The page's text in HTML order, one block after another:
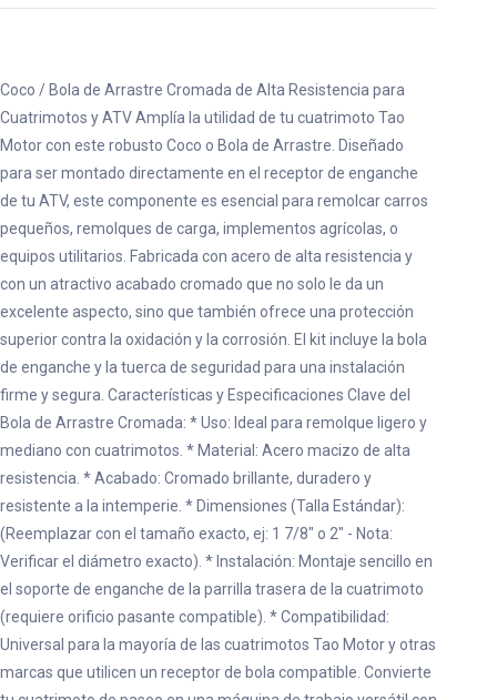
Coco / Bola de Arrastre Cromada de Alta Resistencia para
Cuatrimotos y ATV Amplía la utilidad de tu cuatrimoto Tao
Motor con este robusto Coco o Bola de Arrastre. Diseñado
para ser montado directamente en el receptor de enganche
de tu ATV, este componente es esencial para remolcar carros
pequeños, remolques de carga, implementos agrícolas, o
equipos utilitarios. Fabricada con acero de alta resistencia y
con un atractivo acabado cromado que no solo le da un
excelente aspecto, sino que también ofrece una protección
superior contra la oxidación y la corrosión. El kit incluye la bola
de enganche y la tuerca de seguridad para una instalación
firme y segura. Características y Especificaciones Clave del
Bola de Arrastre Cromada: * Uso: Ideal para remolque ligero y
mediano con cuatrimotos. * Material: Acero macizo de alta
resistencia. * Acabado: Cromado brillante, duradero y
resistente a la intemperie. * Dimensiones (Talla Estándar):
(Reemplazar con el tamaño exacto, ej: 1 7/8" o 2" - Nota:
Verificar el diámetro exacto). * Instalación: Montaje sencillo en
el soporte de enganche de la parrilla trasera de la cuatrimoto
(requiere orificio pasante compatible). * Compatibilidad:
Universal para la mayoría de las cuatrimotos Tao Motor y otras
marcas que utilicen un receptor de bola compatible. Convierte